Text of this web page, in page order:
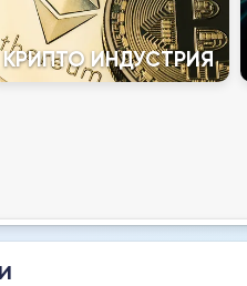
КРИПТО ИНДУСТРИЯ